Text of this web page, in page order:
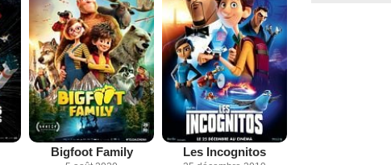
Bigfoot Family Les Incognitos